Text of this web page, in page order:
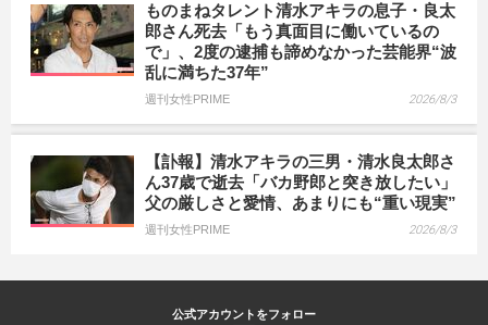
ものまねタレント清水アキラの息子・良太
郎さん死去「もう真面目に働いているの
で」、2度の逮捕も諦めなかった芸能界“波
乱に満ちた37年”
週刊女性PRIME 2026/8/3
【訃報】清水アキラの三男・清水良太郎さ
ん37歳で逝去「バカ野郎と突き放したい」
父の厳しさと愛情、あまりにも“重い現実”
週刊女性PRIME 2026/8/3
公式アカウントをフォロー